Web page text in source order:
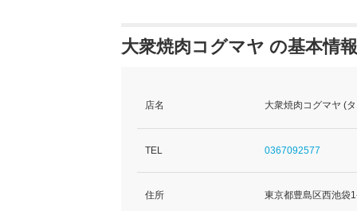
大衆焼肉コグマヤ の基本情報
店名 大衆焼肉コグマヤ (
TEL 0367092577
住所 東京都豊島区西池袋